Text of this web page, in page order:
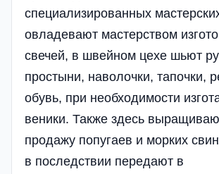
специализированных
овладевают мастерством
свечей, в швейном цехе шьют
простыни, наволочки, тапочки,
обувь, при необходимости
веники. Также здесь
продажу попугаев и морких
в последствии передают в